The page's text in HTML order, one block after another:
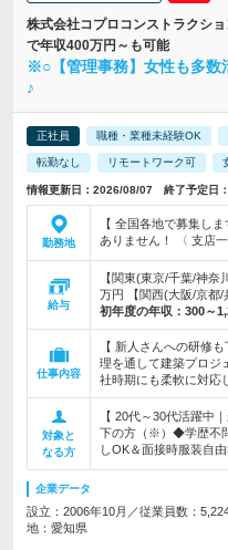
株式会社コプロコンストラクシ
で年収400万円～も可能
※○【管理事務】女性も多数
♪
正社員 職種・業種未経験OK
転勤なし リモートワーク可
情報更新日：2026/08/07 終了予定日
勤務地
【 全国各地で募集し
ありません！ 〈 支店
給与
【関東(東京/千葉/神奈
万円 【関西(大阪/京都/
初年度の年収： 300～
仕事内容
【 新人さんへの研修
理を通して建築プロジ
社時期にも柔軟に対応
対象と
なる方
【 20代～30代活躍中
下の方（※）◆学歴不
しOK＆面接時服装自
企業データ
設立：2006年10月／従業員数：
地：愛知県